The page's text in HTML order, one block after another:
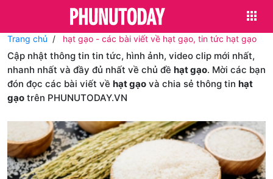
Trang chủ hạt gạo - các bài viết về hạt gạo, tin tức hạt gạo
Cập nhật thông tin tin tức, hình ảnh, video clip mới nhất,
nhanh nhất và đầy đủ nhất về chủ đề hạt gạo. Mời các bạn
đón đọc các bài viết về hạt gạo và chia sẻ thông tin hạt
gạo trên PHUNUTODAY.VN